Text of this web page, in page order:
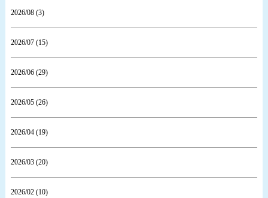
2026/08 (3)
2026/07 (15)
2026/06 (29)
2026/05 (26)
2026/04 (19)
2026/03 (20)
2026/02 (10)